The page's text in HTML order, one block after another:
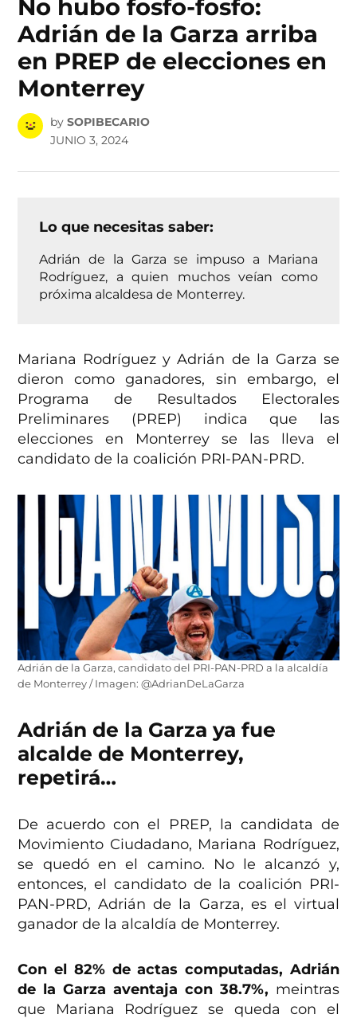
No hubo fosfo-fosfo:
Adrián de la Garza arriba
en PREP de elecciones en
Monterrey
by SOPIBECARIO
JUNIO 3, 2024
Lo que necesitas saber:
Adrián de la Garza se impuso a Mariana
Rodríguez, a quien muchos veían como
próxima alcaldesa de Monterrey.
Mariana Rodríguez y Adrián de la Garza se
dieron como ganadores, sin embargo, el
Programa de Resultados Electorales
Preliminares (PREP) indica que las
elecciones en Monterrey se las lleva el
candidato de la coalición PRI-PAN-PRD.
Adrián de la Garza, candidato del PRI-PAN-PRD a la alcaldía
de Monterrey / Imagen: @AdrianDeLaGarza
Adrián de la Garza ya fue
alcalde de Monterrey,
repetirá…
De acuerdo con el PREP, la candidata de
Movimiento Ciudadano, Mariana Rodríguez,
se quedó en el camino. No le alcanzó y,
entonces, el candidato de la coalición PRI-
PAN-PRD, Adrián de la Garza, es el virtual
ganador de la alcaldía de Monterrey.
Con el 82% de actas computadas, Adrián
de la Garza aventaja con 38.7%, meintras
que Mariana Rodríguez se queda con el